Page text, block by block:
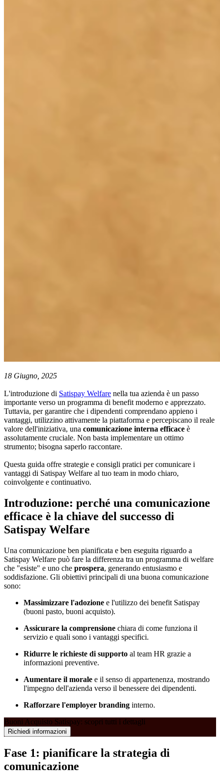
18 Giugno, 2025
L'introduzione di Satispay Welfare nella tua azienda è un passo
importante verso un programma di benefit moderno e apprezzato.
Tuttavia, per garantire che i dipendenti comprendano appieno i
vantaggi, utilizzino attivamente la piattaforma e percepiscano il reale
valore dell'iniziativa, una comunicazione interna efficace è
assolutamente cruciale. Non basta implementare un ottimo
strumento; bisogna saperlo raccontare.
Questa guida offre strategie e consigli pratici per comunicare i
vantaggi di Satispay Welfare al tuo team in modo chiaro,
coinvolgente e continuativo.
Introduzione: perché una comunicazione
efficace è la chiave del successo di
Satispay Welfare
Una comunicazione ben pianificata e ben eseguita riguardo a
Satispay Welfare può fare la differenza tra un programma di welfare
che "esiste" e uno che prospera, generando entusiasmo e
soddisfazione. Gli obiettivi principali di una buona comunicazione
sono:
Massimizzare l'adozione e l'utilizzo dei benefit Satispay
(buoni pasto, buoni acquisto).
Assicurare la comprensione chiara di come funziona il
servizio e quali sono i vantaggi specifici.
Ridurre le richieste di supporto al team HR grazie a
informazioni preventive.
Aumentare il morale e il senso di appartenenza, mostrando
l'impegno dell'azienda verso il benessere dei dipendenti.
Rafforzare l'employer branding interno.
Buoni Acquisto Satispay: scopri tutti i dettagli
Richiedi informazioni
Fase 1: pianificare la strategia di
comunicazione